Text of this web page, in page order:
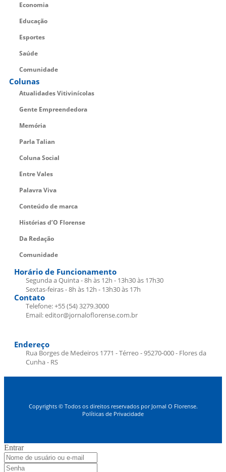
Economia
Educação
Esportes
Saúde
Comunidade
Colunas
Atualidades Vitivinícolas
Gente Empreendedora
Memória
Parla Talian
Coluna Social
Entre Vales
Palavra Viva
Conteúdo de marca
Histórias d’O Florense
Da Redação
Comunidade
Horário de Funcionamento
Segunda a Quinta - 8h às 12h - 13h30 às 17h30
Sextas-feiras - 8h às 12h - 13h30 às 17h
Contato
Telefone: +55 (54) 3279.3000
Email: editor@jornaloflorense.com.br
Endereço
Rua Borges de Medeiros 1771 - Térreo - 95270-000 - Flores da
Cunha - RS
Copyrights © Todos os direitos reservados por Jornal O Florense.
Políticas de Privacidade
Entrar